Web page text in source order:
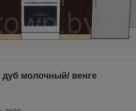
дуб молочный/ венге